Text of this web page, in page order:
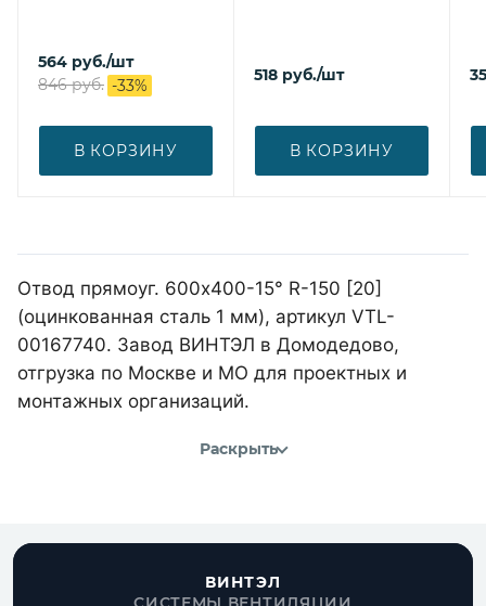
564 руб./шт
846руб. -33%
В КОРЗИНУ
518 руб./шт
В КОРЗИНУ
Отвод прямоуг. 600х400-15° R-150 [20]
(оцинкованная сталь 1 мм), артикул VTL-
00167740. Завод ВИНТЭЛ в Домодедово,
отгрузка по Москве и МО для проектных и
монтажных организаций.
Раскрыть
ВИНТЭЛ